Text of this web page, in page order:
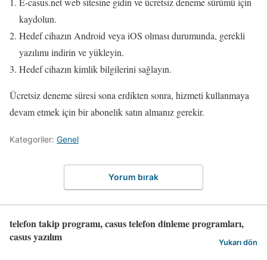
kaydolun.
Hedef cihazın Android veya iOS olması durumunda, gerekli
yazılımı indirin ve yükleyin.
Hedef cihazın kimlik bilgilerini sağlayın.
Ücretsiz deneme süresi sona erdikten sonra, hizmeti kullanmaya
devam etmek için bir abonelik satın almanız gerekir.
Kategoriler: Genel
Yorum bırak
telefon takip programı, casus telefon dinleme programları,
casus yazılım
Yukarı dön